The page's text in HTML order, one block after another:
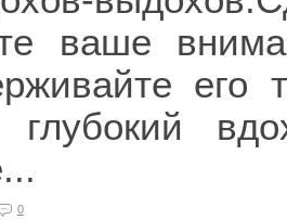
ваше
его
глубокий
0